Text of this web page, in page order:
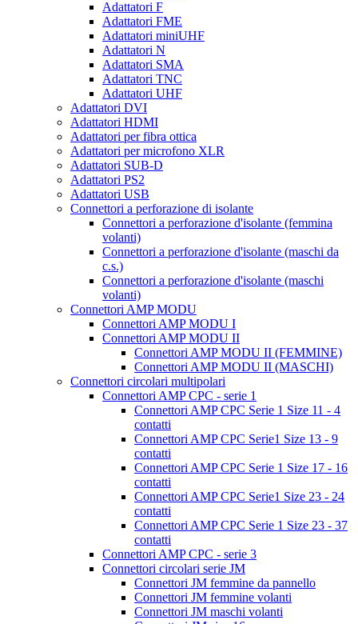
Adattatori F
Adattatori FME
Adattatori miniUHF
Adattatori N
Adattatori SMA
Adattatori TNC
Adattatori UHF
Adattatori DVI
Adattatori HDMI
Adattatori per fibra ottica
Adattatori per microfono XLR
Adattatori SUB-D
Adattatori PS2
Adattatori USB
Connettori a perforazione di isolante
Connettori a perforazione d'isolante (femmina
volanti)
Connettori a perforazione d'isolante (maschi da
c.s.)
Connettori a perforazione d'isolante (maschi
volanti)
Connettori AMP MODU
Connettori AMP MODU I
Connettori AMP MODU II
Connettori AMP MODU II (FEMMINE)
Connettori AMP MODU II (MASCHI)
Connettori circolari multipolari
Connettori AMP CPC - serie 1
Connettori AMP CPC Serie 1 Size 11 - 4
contatti
Connettori AMP CPC Serie1 Size 13 - 9
contatti
Connettori AMP CPC Serie 1 Size 17 - 16
contatti
Connettori AMP CPC Serie1 Size 23 - 24
contatti
Connettori AMP CPC Serie 1 Size 23 - 37
contatti
Connettori AMP CPC - serie 3
Connettori circolari serie JM
Connettori JM femmine da pannello
Connettori JM femmine volanti
Connettori JM maschi volanti